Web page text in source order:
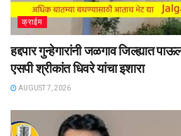
क्राईम
हद्दपार गुन्हेगारांनी जळगाव जिल्ह्यात
एसपी श्रीकांत धिवरे यांचा इशारा
AUGUST 7, 2026